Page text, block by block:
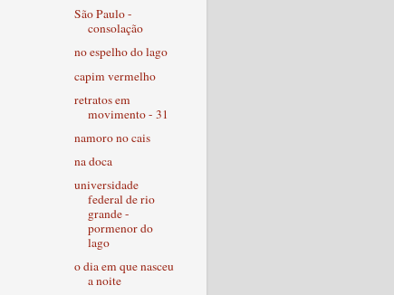
São Paulo -
consolação
no espelho do lago
capim vermelho
retratos em
movimento - 31
namoro no cais
na doca
universidade
federal de rio
grande -
pormenor do
lago
o dia em que nasceu
a noite